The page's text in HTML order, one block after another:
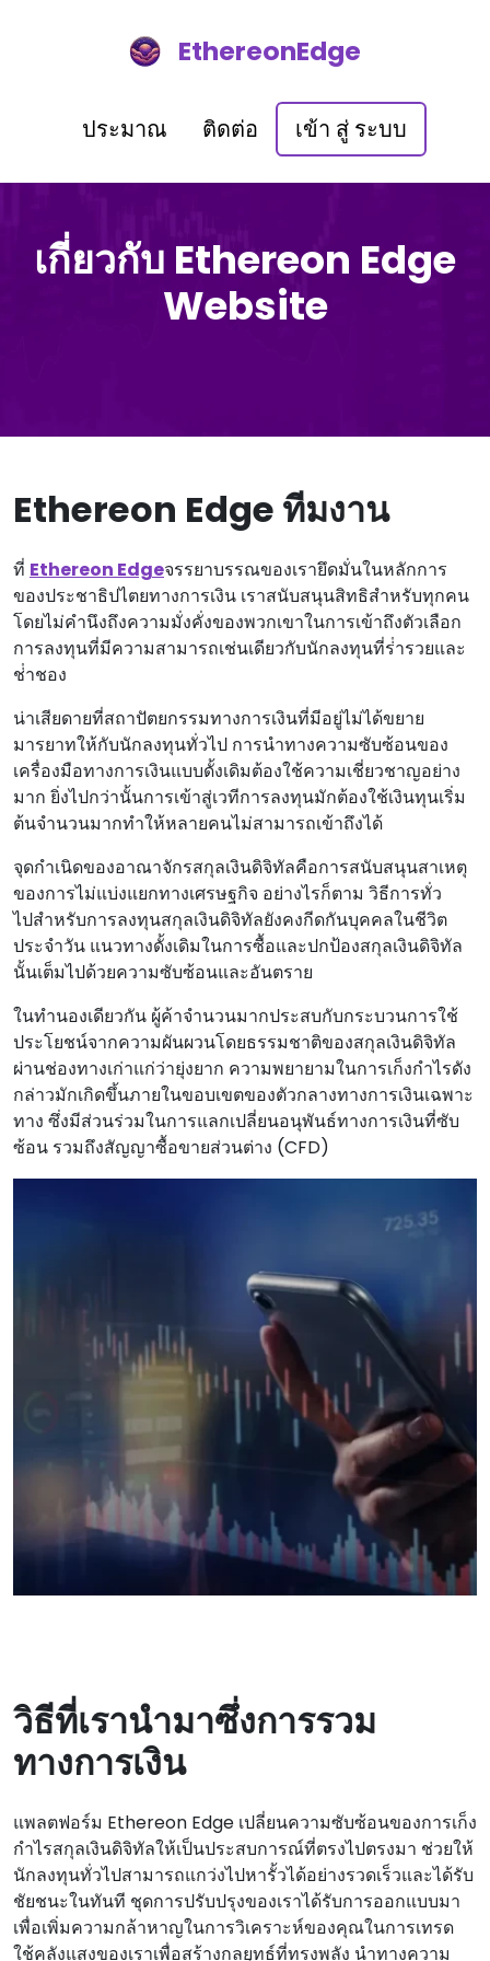
EthereonEdge
ประมาณ ติดต่อ เข้า สู่ ระบบ
เกี่ยวกับ Ethereon Edge
Website
Ethereon Edge ทีมงาน
ที่ Ethereon Edgeจรรยาบรรณของเรายึดมั่นในหลักการ
ของประชาธิปไตยทางการเงิน เราสนับสนุนสิทธิสําหรับทุกคน
โดยไม่คํานึงถึงความมั่งคั่งของพวกเขาในการเข้าถึงตัวเลือก
การลงทุนที่มีความสามารถเช่นเดียวกับนักลงทุนที่ร่ํารวยและ
ช่ําชอง
น่าเสียดายที่สถาปัตยกรรมทางการเงินที่มีอยู่ไม่ได้ขยาย
มารยาทให้กับนักลงทุนทั่วไป การนําทางความซับซ้อนของ
เครื่องมือทางการเงินแบบดั้งเดิมต้องใช้ความเชี่ยวชาญอย่าง
มาก ยิ่งไปกว่านั้นการเข้าสู่เวทีการลงทุนมักต้องใช้เงินทุนเริ่ม
ต้นจํานวนมากทําให้หลายคนไม่สามารถเข้าถึงได้
จุดกําเนิดของอาณาจักรสกุลเงินดิจิทัลคือการสนับสนุนสาเหตุ
ของการไม่แบ่งแยกทางเศรษฐกิจ อย่างไรก็ตาม วิธีการทั่ว
ไปสําหรับการลงทุนสกุลเงินดิจิทัลยังคงกีดกันบุคคลในชีวิต
ประจําวัน แนวทางดั้งเดิมในการซื้อและปกป้องสกุลเงินดิจิทัล
นั้นเต็มไปด้วยความซับซ้อนและอันตราย
ในทํานองเดียวกัน ผู้ค้าจํานวนมากประสบกับกระบวนการใช้
ประโยชน์จากความผันผวนโดยธรรมชาติของสกุลเงินดิจิทัล
ผ่านช่องทางเก่าแก่ว่ายุ่งยาก ความพยายามในการเก็งกําไรดัง
กล่าวมักเกิดขึ้นภายในขอบเขตของตัวกลางทางการเงินเฉพาะ
ทาง ซึ่งมีส่วนร่วมในการแลกเปลี่ยนอนุพันธ์ทางการเงินที่ซับ
ซ้อน รวมถึงสัญญาซื้อขายส่วนต่าง (CFD)
วิธีที่เรานํามาซึ่งการรวม
ทางการเงิน
แพลตฟอร์ม Ethereon Edge เปลี่ยนความซับซ้อนของการเก็ง
กําไรสกุลเงินดิจิทัลให้เป็นประสบการณ์ที่ตรงไปตรงมา ช่วยให้
นักลงทุนทั่วไปสามารถแกว่งไปหารั้วได้อย่างรวดเร็วและได้รับ
ชัยชนะในทันที ชุดการปรับปรุงของเราได้รับการออกแบบมา
เพื่อเพิ่มความกล้าหาญในการวิเคราะห์ของคุณในการเทรด
ใช้คลังแสงของเราเพื่อสร้างกลยุทธ์ที่ทรงพลัง นําทางความ